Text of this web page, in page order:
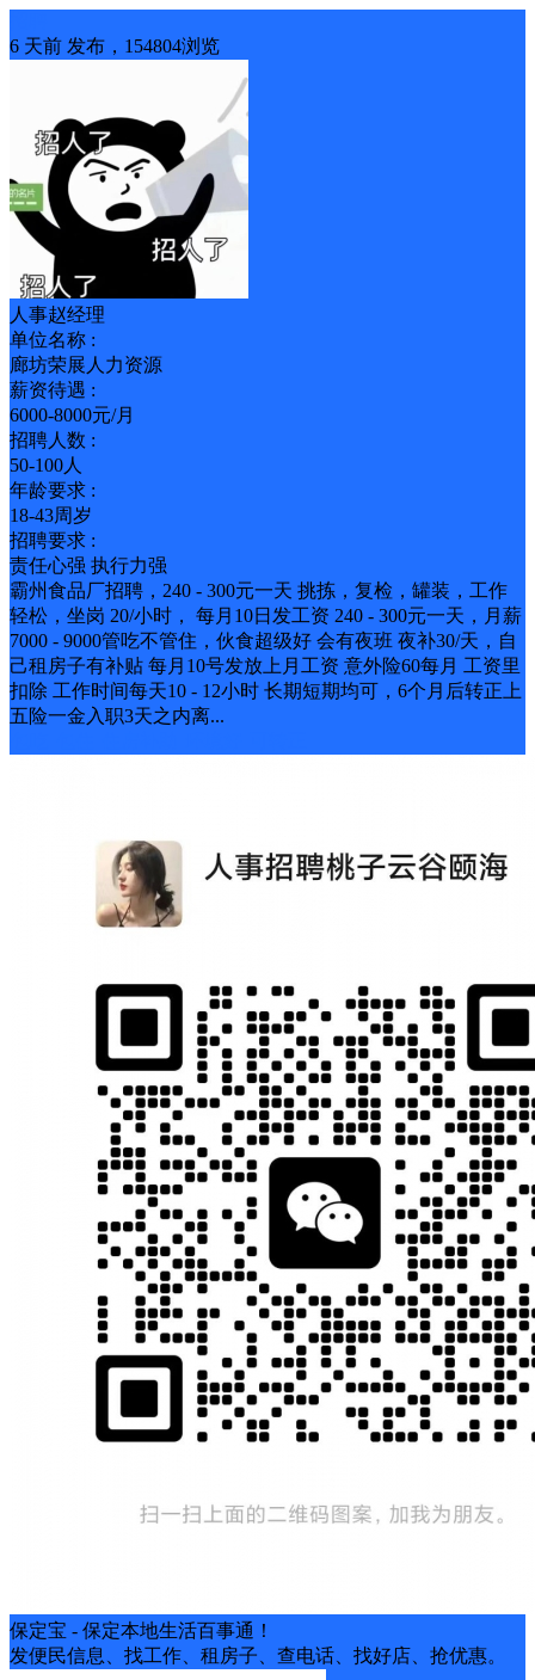
6 天前 发布，154804浏览
人事赵经理
单位名称 :
廊坊荣展人力资源
薪资待遇 :
6000-8000元/月
招聘人数 :
50-100人
年龄要求 :
18-43周岁
招聘要求 :
责任心强 执行力强
霸州食品厂招聘，240 - 300元一天 挑拣，复检，罐装，工作
轻松，坐岗 20/小时， 每月10日发工资 240 - 300元一天，月薪
7000 - 9000管吃不管住，伙食超级好 会有夜班 夜补30/天，自
己租房子有补贴 每月10号发放上月工资 意外险60每月 工资里
扣除 工作时间每天10 - 12小时 长期短期均可，6个月后转正上
五险一金入职3天之内离...
保定宝 - 保定本地生活百事通！
发便民信息、找工作、租房子、查电话、找好店、抢优惠。